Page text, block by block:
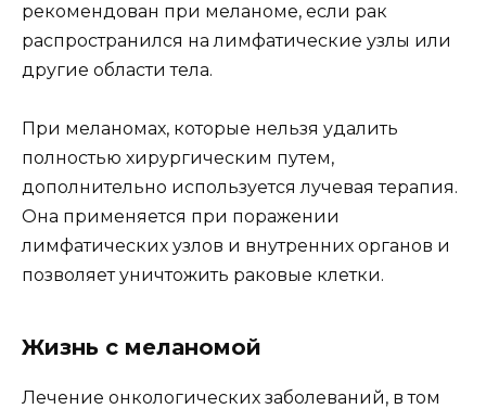
рекомендован при меланоме, если рак
распространился на лимфатические узлы или
другие области тела.
При меланомах, которые нельзя удалить
полностью хирургическим путем,
дополнительно используется лучевая терапия.
Она применяется при поражении
лимфатических узлов и внутренних органов и
позволяет уничтожить раковые клетки.
Жизнь с меланомой
Лечение онкологических заболеваний, в том